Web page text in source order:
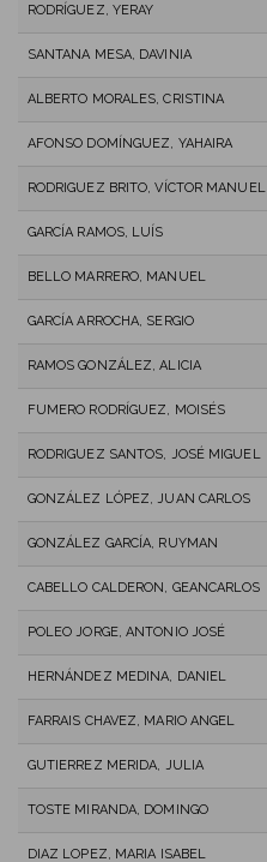
RODRÍGUEZ, YERAY
SANTANA MESA, DAVINIA
ALBERTO MORALES, CRISTINA
AFONSO DOMÍNGUEZ, YAHAIRA
RODRIGUEZ BRITO, VÍCTOR MANUEL
GARCÍA RAMOS, LUÍS
BELLO MARRERO, MANUEL
GARCÍA ARROCHA, SERGIO
RAMOS GONZÁLEZ, ALICIA
FUMERO RODRÍGUEZ, MOISÉS
RODRIGUEZ SANTOS, JOSÉ MIGUEL
GONZÁLEZ LÓPEZ, JUAN CARLOS
GONZÁLEZ GARCÍA, RUYMAN
CABELLO CALDERON, GEANCARLOS
POLEO JORGE, ANTONIO JOSÉ
HERNÁNDEZ MEDINA, DANIEL
FARRAIS CHAVEZ, MARIO ANGEL
GUTIERREZ MERIDA, JULIA
TOSTE MIRANDA, DOMINGO
DIAZ LOPEZ, MARIA ISABEL